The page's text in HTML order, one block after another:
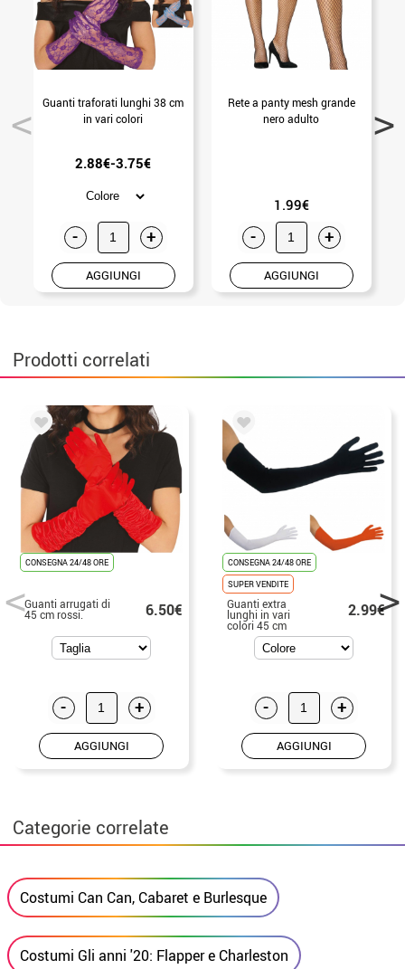
Guanti traforati lunghi 38 cm
in vari colori
2.88€-3.75€
- +
AGGIUNGI
Rete a panty mesh grande
nero adulto
1.99€
- +
AGGIUNGI
Prodotti correlati
CONSEGNA 24/48 ORE
Guanti arrugati di
45 cm rossi. 6.50€
- +
AGGIUNGI
CONSEGNA 24/48 ORE
SUPER VENDITE
Guanti extra
lunghi in vari
colori 45 cm
2.99€
- +
AGGIUNGI
Categorie correlate
Costumi Can Can, Cabaret e Burlesque
Costumi Gli anni '20: Flapper e Charleston